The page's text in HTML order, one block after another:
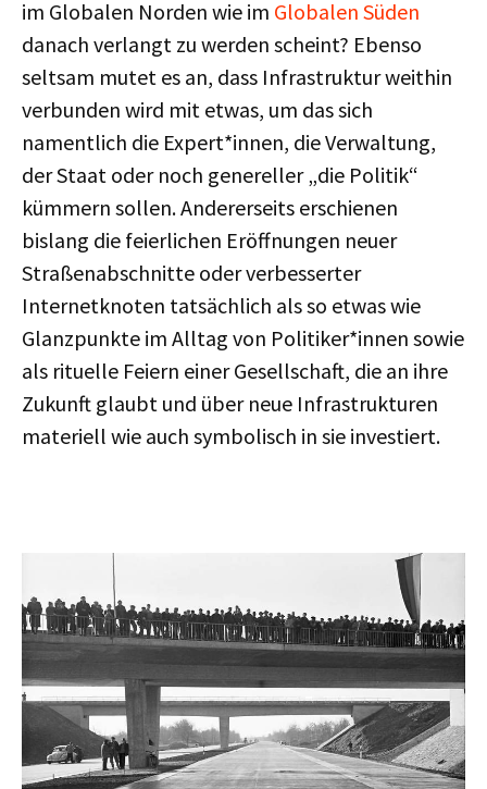
im Globalen Norden wie im Globalen Süden
danach verlangt zu werden scheint? Ebenso
seltsam mutet es an, dass Infrastruktur weithin
verbunden wird mit etwas, um das sich
namentlich die Expert*innen, die Verwaltung,
der Staat oder noch genereller „die Politik“
kümmern sollen. Andererseits erschienen
bislang die feierlichen Eröffnungen neuer
Straßenabschnitte oder verbesserter
Internetknoten tatsächlich als so etwas wie
Glanzpunkte im Alltag von Politiker*innen sowie
als rituelle Feiern einer Gesellschaft, die an ihre
Zukunft glaubt und über neue Infrastrukturen
materiell wie auch symbolisch in sie investiert.